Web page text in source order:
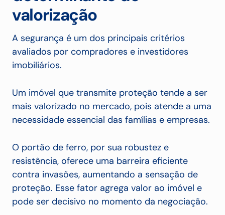
valorização
A segurança é um dos principais critérios
avaliados por compradores e investidores
imobiliários.
Um imóvel que transmite proteção tende a ser
mais valorizado no mercado, pois atende a uma
necessidade essencial das famílias e empresas.
O portão de ferro, por sua robustez e
resistência, oferece uma barreira eficiente
contra invasões, aumentando a sensação de
proteção. Esse fator agrega valor ao imóvel e
pode ser decisivo no momento da negociação.